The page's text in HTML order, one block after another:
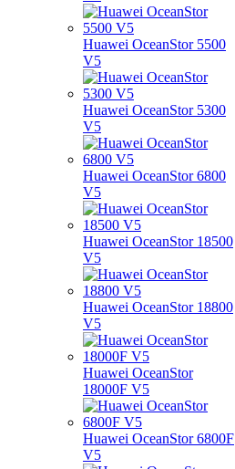
Huawei OceanStor 5500
V5
Huawei OceanStor 5300
V5
Huawei OceanStor 6800
V5
Huawei OceanStor 18500
V5
Huawei OceanStor 18800
V5
Huawei OceanStor
18000F V5
Huawei OceanStor 6800F
V5